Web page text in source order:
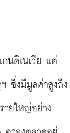
นดิเนเวีย แต่
ซึ่งมีมูลค่าสูงถึง
ายใหญ่อย่าง